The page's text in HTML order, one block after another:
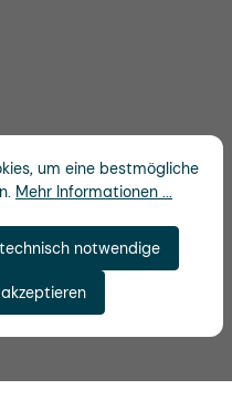
um eine bestmögliche
Mehr Informationen ...
notwendige